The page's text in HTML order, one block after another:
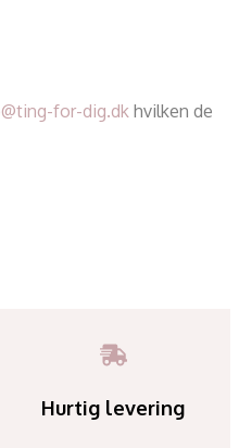
for-dig.dk hvilken de
Hurtig levering